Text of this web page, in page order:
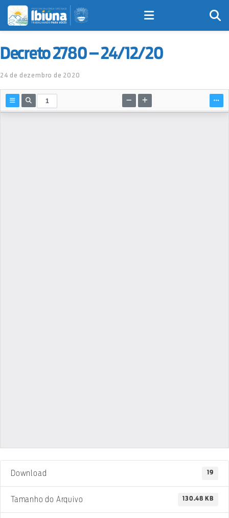
Decreto 2780 – 24/12/20
24 de dezembro de 2020
Download 19
Tamanho do Arquivo 130.48 KB